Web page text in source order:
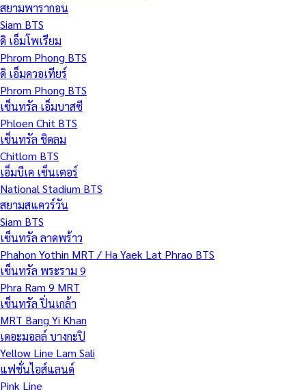
สยามพารากอน
Siam BTS
ดิ เอ็มโพเรียม
Phrom Phong BTS
ดิ เอ็มควอเทียร์
Phrom Phong BTS
เซ็นทรัล เอ็มบาสซี
Phloen Chit BTS
เซ็นทรัล ชิดลม
Chitlom BTS
เอ็มบีเค เซ็นเตอร์
National Stadium BTS
สยามสแควร์วัน
Siam BTS
เซ็นทรัล ลาดพร้าว
Phahon Yothin MRT / Ha Yaek Lat Phrao BTS
เซ็นทรัล พระราม 9
Phra Ram 9 MRT
เซ็นทรัล ปิ่นเกล้า
MRT Bang Yi Khan
เดอะมอลล์ บางกะปิ
Yellow Line Lam Sali
แฟชั่นไอส์แลนด์
Pink Line